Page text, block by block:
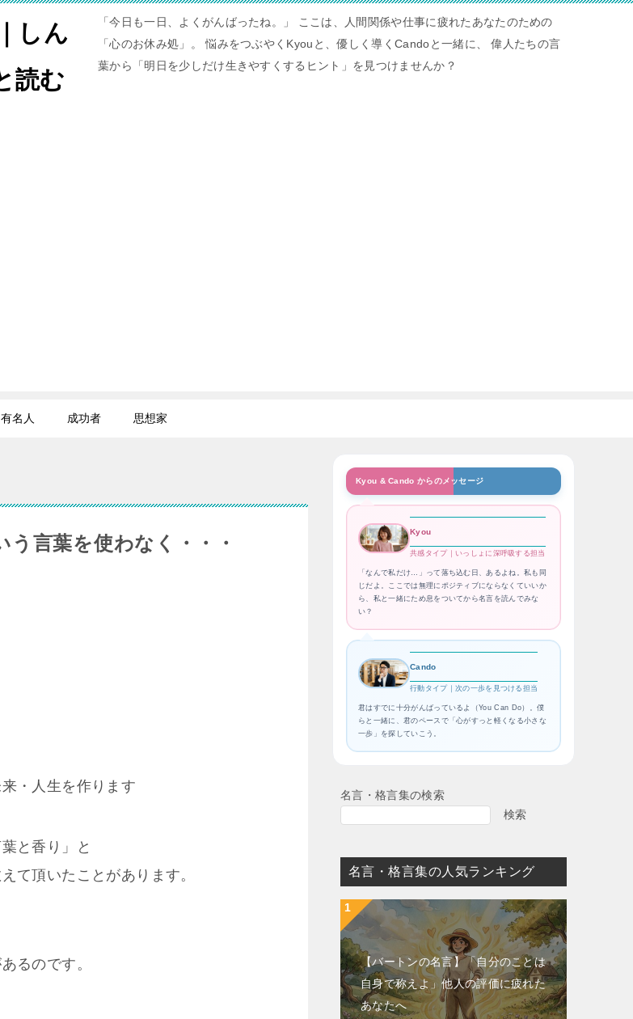
しん
読む
「今日も一日、よくがんばったね。」 ここは、人間関係や仕事に疲れたあなたのための
「心のお休み処」。 悩みをつぶやくKyouと、優しく導くCandoと一緒に、 偉人たちの言
葉から「明日を少しだけ生きやすくするヒント」を見つけませんか？
名人 成功者 思想家
う言葉を使わなく・・・
・人生を作ります
と香り」と
て頂いたことがあります。
るのです。
Kyou & Cando からのメッセージ
Kyou
共感タイプ｜いっしょに深呼吸する担当
「なんで私だけ…」って落ち込む日、あるよね。私も同
じだよ。ここでは無理にポジティブにならなくていいか
ら、私と一緒にため息をついてから名言を読んでみな
い？
Cando
行動タイプ｜次の一歩を見つける担当
君はすでに十分がんばっているよ（You Can Do）。僕
らと一緒に、君のペースで「心がすっと軽くなる小さな
一歩」を探していこう。
名言・格言集の検索
検索
名言・格言集の人気ランキング
【バートンの名言】「自分のことは
自身で称えよ」他人の評価に疲れた
あなたへ